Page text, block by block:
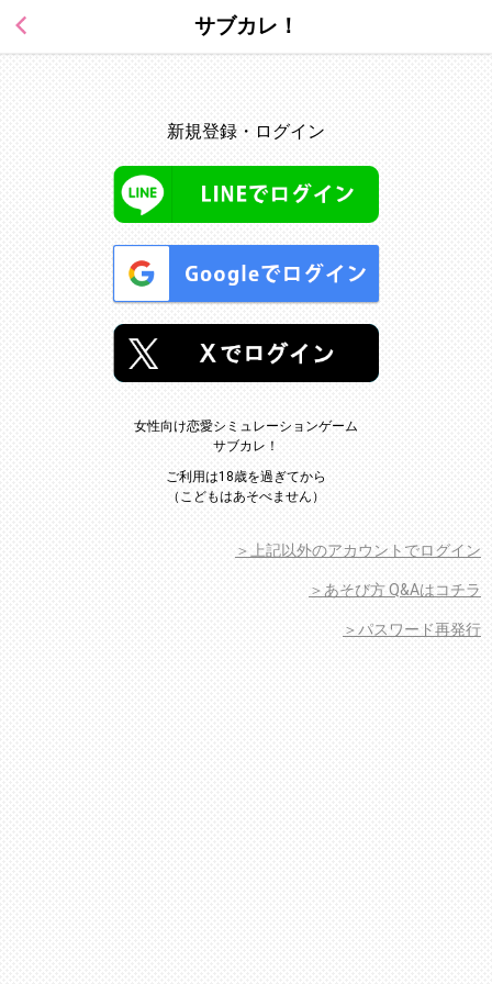
サブカレ！
新規登録・ログイン
女性向け恋愛シミュレーションゲーム
サブカレ！
ご利用は18歳を過ぎてから
（こどもはあそべません）
＞上記以外のアカウントでログイン
＞あそび方 Q&Aはコチラ
＞パスワード再発行